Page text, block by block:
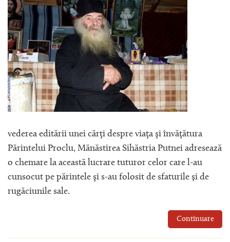
vederea editării unei cărţi despre viaţa şi învăţătura
Părintelui Proclu, Mănăstirea Sihăstria Putnei adresează
o chemare la această lucrare tuturor celor care l-au
cunsocut pe părintele şi s-au folosit de sfaturile și de
rugăciunile sale.
Continuare